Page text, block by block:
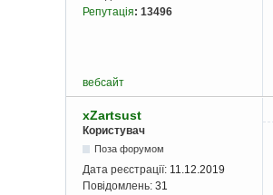
Репутація: 13496
вебсайт
xZartsust
Користувач
Поза форумом
Дата реєстрації: 11.12.2019
Повідомлень: 31